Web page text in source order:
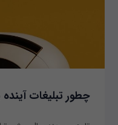
چطور تبلیغات